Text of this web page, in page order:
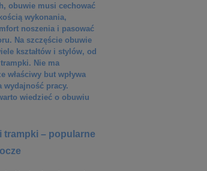
obuwie musi cechować
wykonania,
noszenia i pasować
Na szczęście obuwie
kształtów i stylów, od
Nie ma
właściwy but wpływa
wydajność pracy.
wiedzieć o obuwiu
trampki – popularne